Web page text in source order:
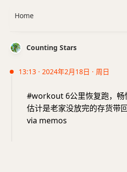
Counting Stars
13:13 · 2024年2月18日 · 周日
#workout 6公里恢复跑，畅
估计是老家没放完的存货带
via memos
Home